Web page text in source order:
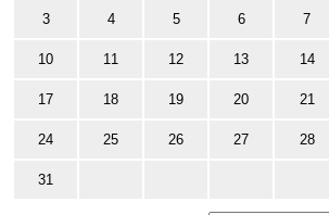
3 4 5 6 7
10 11 12 13 14
17 18 19 20 21
24 25 26 27 28
31